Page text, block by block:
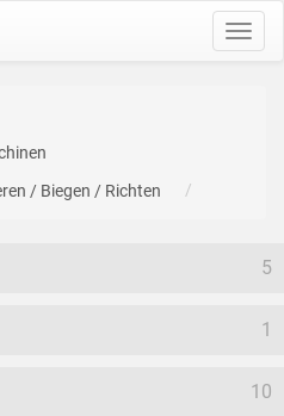
/ Biegen / Richten
5
1
10